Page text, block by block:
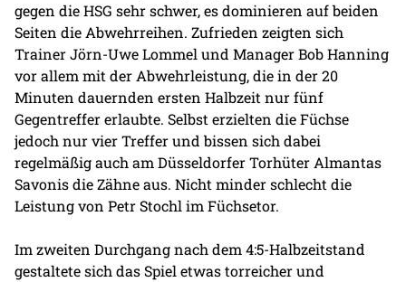
gegen die HSG sehr schwer, es dominieren auf beiden
Seiten die Abwehrreihen. Zufrieden zeigten sich
Trainer Jörn-Uwe Lommel und Manager Bob Hanning
vor allem mit der Abwehrleistung, die in der 20
Minuten dauernden ersten Halbzeit nur fünf
Gegentreffer erlaubte. Selbst erzielten die Füchse
jedoch nur vier Treffer und bissen sich dabei
regelmäßig auch am Düsseldorfer Torhüter Almantas
Savonis die Zähne aus. Nicht minder schlecht die
Leistung von Petr Stochl im Füchsetor.
Im zweiten Durchgang nach dem 4:5-Halbzeitstand
gestaltete sich das Spiel etwas torreicher und